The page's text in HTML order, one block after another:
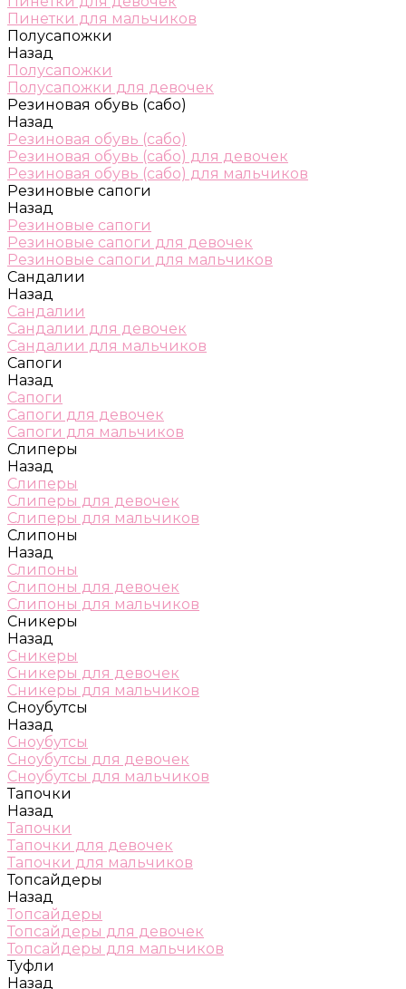
Пинетки для мальчиков
Полусапожки
Назад
Полусапожки
Полусапожки для девочек
Резиновая обувь (сабо)
Назад
Резиновая обувь (сабо)
Резиновая обувь (сабо) для девочек
Резиновая обувь (сабо) для мальчиков
Резиновые сапоги
Назад
Резиновые сапоги
Резиновые сапоги для девочек
Резиновые сапоги для мальчиков
Сандалии
Назад
Сандалии
Сандалии для девочек
Сандалии для мальчиков
Сапоги
Назад
Сапоги
Сапоги для девочек
Сапоги для мальчиков
Слиперы
Назад
Слиперы
Слиперы для девочек
Слиперы для мальчиков
Слипоны
Назад
Слипоны
Слипоны для девочек
Слипоны для мальчиков
Сникеры
Назад
Сникеры
Сникеры для девочек
Сникеры для мальчиков
Сноубутсы
Назад
Сноубутсы
Сноубутсы для девочек
Сноубутсы для мальчиков
Тапочки
Назад
Тапочки
Тапочки для девочек
Тапочки для мальчиков
Топсайдеры
Назад
Топсайдеры
Топсайдеры для девочек
Топсайдеры для мальчиков
Туфли
Назад